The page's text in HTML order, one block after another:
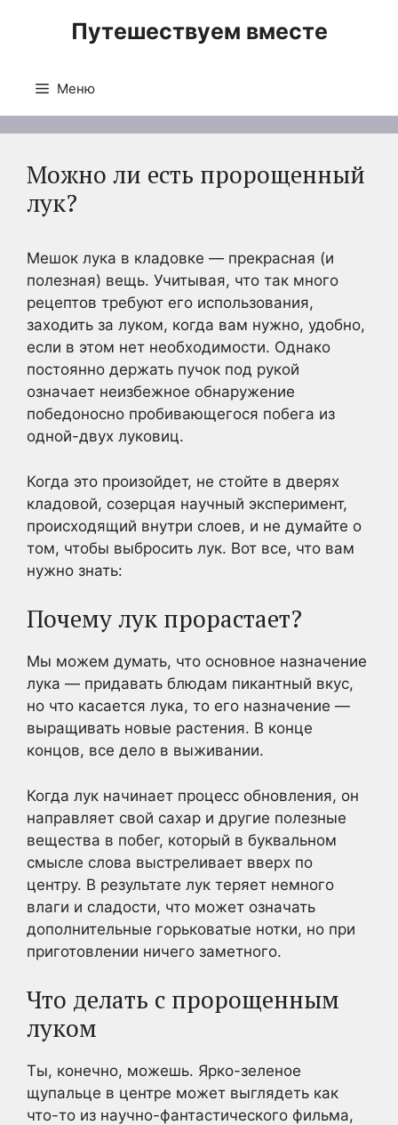
Путешествуем вместе
Меню
Можно ли есть пророщенный
лук?
Мешок лука в кладовке — прекрасная (и
полезная) вещь. Учитывая, что так много
рецептов требуют его использования,
заходить за луком, когда вам нужно, удобно,
если в этом нет необходимости. Однако
постоянно держать пучок под рукой
означает неизбежное обнаружение
победоносно пробивающегося побега из
одной-двух луковиц.
Когда это произойдет, не стойте в дверях
кладовой, созерцая научный эксперимент,
происходящий внутри слоев, и не думайте о
том, чтобы выбросить лук. Вот все, что вам
нужно знать:
Почему лук прорастает?
Мы можем думать, что основное назначение
лука — придавать блюдам пикантный вкус,
но что касается лука, то его назначение —
выращивать новые растения. В конце
концов, все дело в выживании.
Когда лук начинает процесс обновления, он
направляет свой сахар и другие полезные
вещества в побег, который в буквальном
смысле слова выстреливает вверх по
центру. В результате лук теряет немного
влаги и сладости, что может означать
дополнительные горьковатые нотки, но при
приготовлении ничего заметного.
Что делать с пророщенным
луком
Ты, конечно, можешь. Ярко-зеленое
щупальце в центре может выглядеть как
что-то из научно-фантастического фильма,